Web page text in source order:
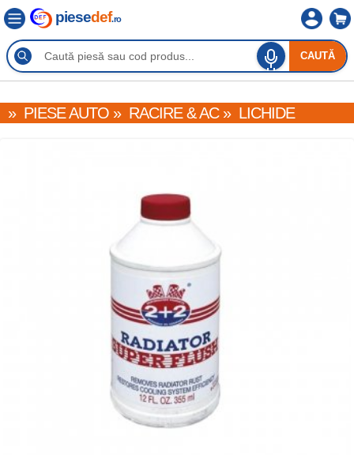
CAUTĂ
piesedef.ro
» PIESE AUTO » RACIRE & AC» LICHIDE